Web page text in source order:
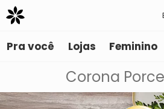
Pra você Lojas Feminino
Corona